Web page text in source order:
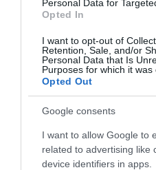
Personal Data for
Opted In
I want to opt-out of
Retention, Sale, and/or
Personal Data that Is
Purposes for which it was
Opted Out
Google consents
I want to allow Google to
related to advertising like
device identifiers in apps.